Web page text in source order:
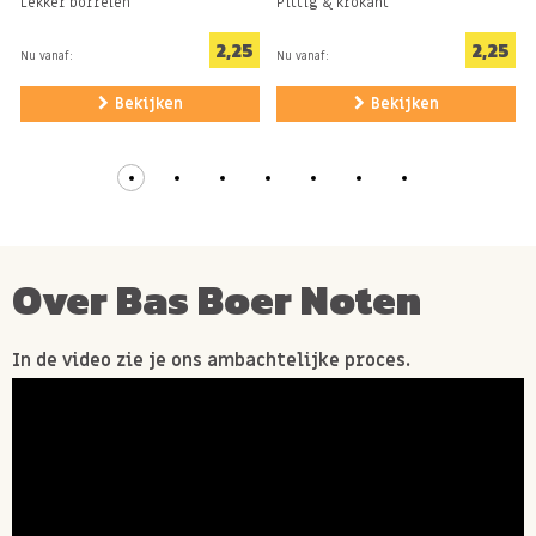
Nu vanaf: 2,25
Bekijken
Nu vanaf: 2,25
Bekijken
Over Bas Boer Noten
In de video zie je ons ambachtelijke proces.